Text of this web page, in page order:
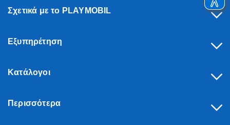
Σχετικά με το PLAYMOBIL
Εξυπηρέτηση
Κατάλογοι
Περισσότερα